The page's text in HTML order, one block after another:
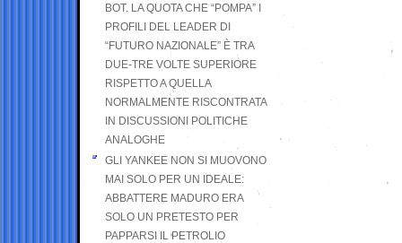
BOT. LA QUOTA CHE “POMPA” I
PROFILI DEL LEADER DI
“FUTURO NAZIONALE” È TRA
DUE-TRE VOLTE SUPERIORE
RISPETTO A QUELLA
NORMALMENTE RISCONTRATA
IN DISCUSSIONI POLITICHE
ANALOGHE
GLI YANKEE NON SI MUOVONO
MAI SOLO PER UN IDEALE:
ABBATTERE MADURO ERA
SOLO UN PRETESTO PER
PAPPARSI IL PETROLIO